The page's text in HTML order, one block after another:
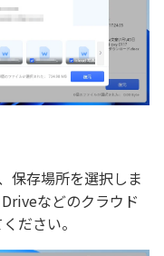
保存場所を選択しま
などのクラウド
ださい。